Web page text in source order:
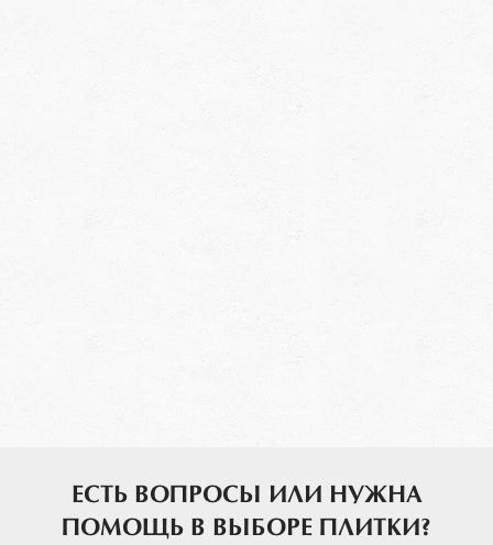
ЕСТЬ ВОПРОСЫ ИЛИ НУЖНА
ПОМОЩЬ В ВЫБОРЕ ПЛИТКИ?